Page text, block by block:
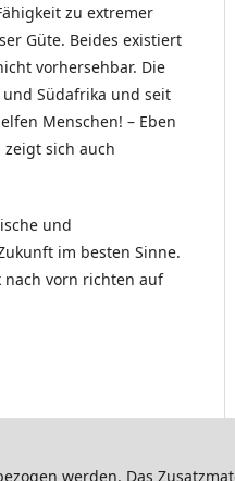
zu extremer
Güte. Beides existiert
vorhersehbar. Die
Südafrika und seit
Menschen! – Eben
sich auch
und
im besten Sinne.
nach vorn richten auf
werden. Das